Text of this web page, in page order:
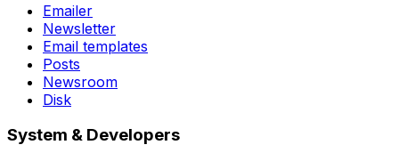
Emailer
Newsletter
Email templates
Posts
Newsroom
Disk
System & Developers